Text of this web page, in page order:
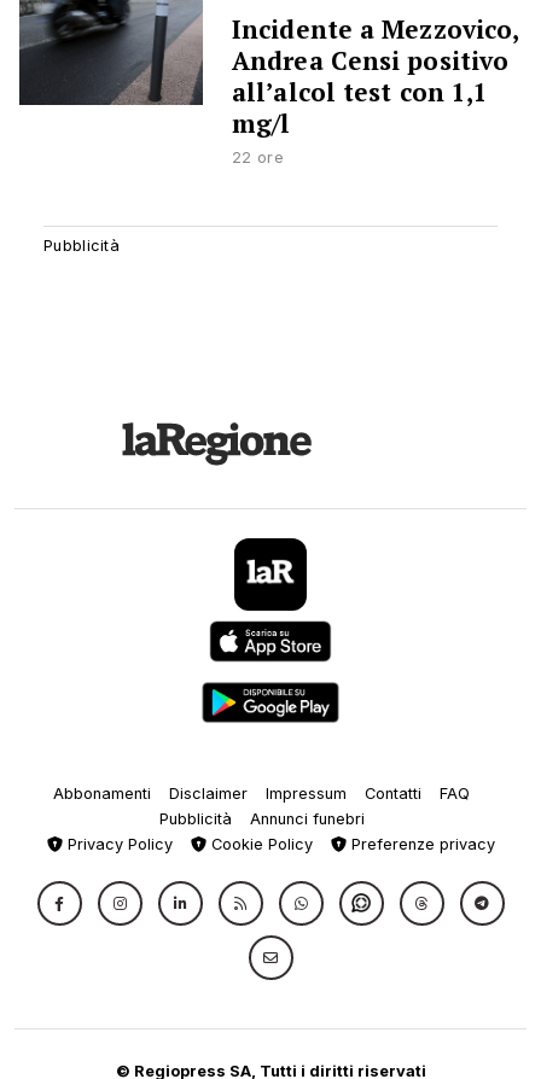
Incidente a Mezzovico,
Andrea Censi positivo
all’alcol test con 1,1
mg/l
22 ore
Abbonamenti Disclaimer Impressum Contatti
FAQ
Pubblicità
Annunci funebri
Privacy Policy
Cookie Policy Preferenze privacy
© Regiopress SA, Tutti i diritti riservati